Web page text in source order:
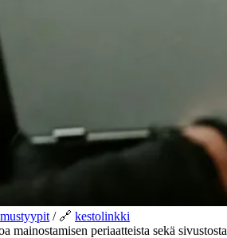
/ 🔗 kestolinkki
periaatteista sekä sivustosta